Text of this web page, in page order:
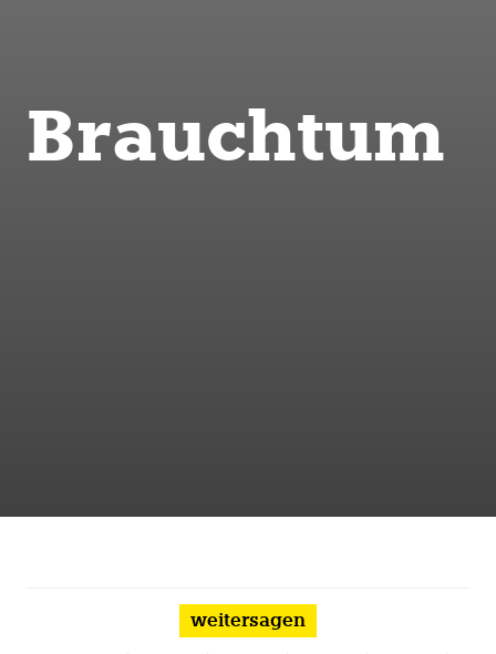
Brauchtum
weitersagen